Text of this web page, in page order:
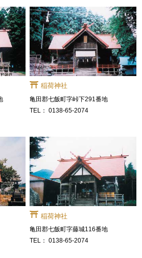
稲荷神社
亀田郡七飯町字峠下291番地
0138-65-2074
稲荷神社
亀田郡七飯町字藤城116番地
0138-65-2074